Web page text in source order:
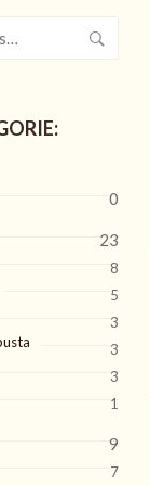
0
23
8
5
3
3
3
1
9
7